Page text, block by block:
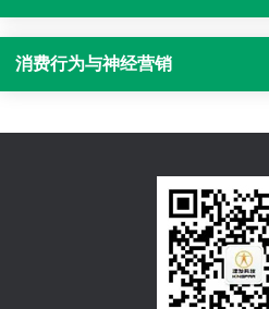
消费行为与神经营销